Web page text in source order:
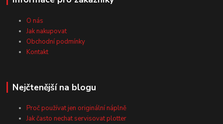
O nás
Jak nakupovat
Obchodní podmínky
Kontakt
Nejčtenější na blogu
Proč používat jen originální náplně
Jak často nechat servisovat plotter